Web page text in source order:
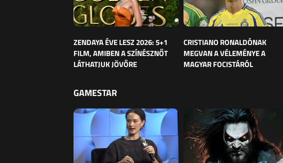
ZENDAYA ÉVE LESZ 2026: 5+1
FILM, AMIBEN A SZÍNÉSZNŐT
LÁTHATJUK JÖVŐRE
CRISTIANO RONALDÓNAK
MEGVAN A VÉLEMÉNYE A
MAGYAR FOCISTÁRÓL
GAMESTAR